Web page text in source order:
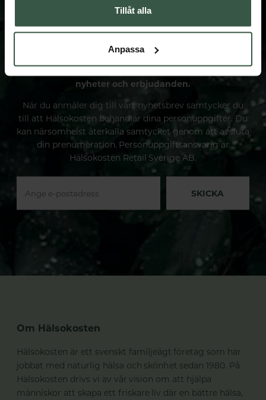
Tillåt alla
Anpassa
FÅ VÅRT NYHETSBREV
nyheter och erbjudanden.
När du anmäler dig till vårt nyhetsbrev samtycker du
till att Hälsokosten behandlar dina personuppgifter. Du
kan närsomhelst återkalla samtycket genom att avsluta
din prenumeration. Personuppgiftsansvarig är
Hälsokosten Retail Sverige AB.
SKICKA
Om Hälsokosten
Hälsokosten är ett svenskt familjeägt företag som har
jobbat med naturlig hälsa och skönhet sedan 1980. På
Hälsokosten drivs vi av vår vision om att hjälpa
människor att skapa ett friskare liv där en bättre hälsa,